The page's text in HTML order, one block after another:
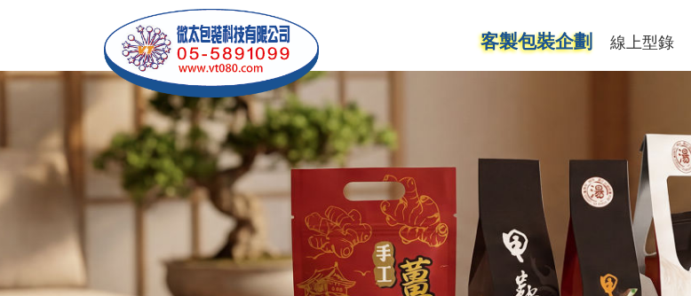
客製包裝企劃 線上型錄